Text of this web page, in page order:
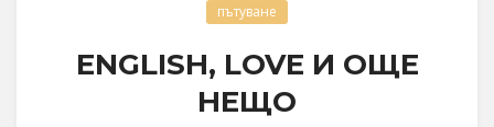
пътуване
ENGLISH, LOVE И ОЩЕ
НЕЩО